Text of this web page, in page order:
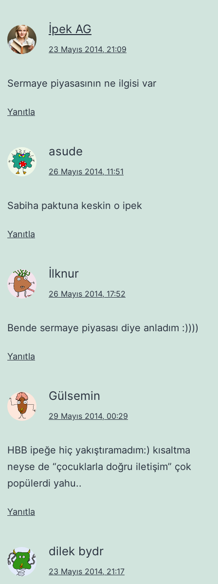
İpek AG
23 Mayıs 2014, 21:09
Sermaye piyasasının ne ilgisi var
Yanıtla
asude
26 Mayıs 2014, 11:51
Sabiha paktuna keskin o ipek
Yanıtla
İlknur
26 Mayıs 2014, 17:52
Bende sermaye piyasası diye anladım :))))
Yanıtla
Gülsemin
29 Mayıs 2014, 00:29
HBB ipeğe hiç yakıştıramadım:) kısaltma
neyse de “çocuklarla doğru iletişim” çok
popülerdi yahu..
Yanıtla
dilek bydr
23 Mayıs 2014, 21:17